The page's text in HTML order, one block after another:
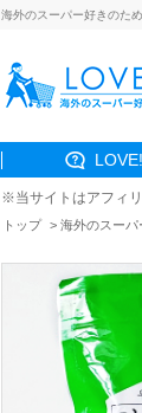
海外のスーパー好きのた
※当サイトはアフィ
トップ 海外のスーパ